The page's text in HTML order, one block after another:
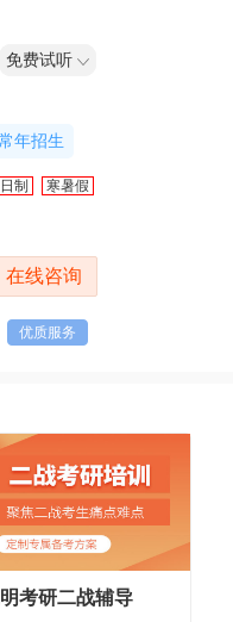
免费试听
年招生
制 寒暑假
优质服务
考研二战辅导